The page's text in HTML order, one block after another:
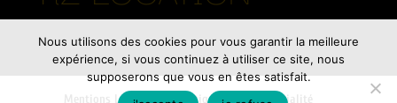
Mentions Légales Politique de Confidentialité
Nous utilisons des cookies pour vous garantir la meilleure
expérience, si vous continuez à utiliser ce site, nous
supposerons que vous en êtes satisfait.